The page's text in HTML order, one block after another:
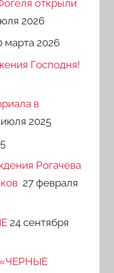
открыли
2026
марта 2026
Господня!
в
2025
Рогачева
27 февраля
24 сентября